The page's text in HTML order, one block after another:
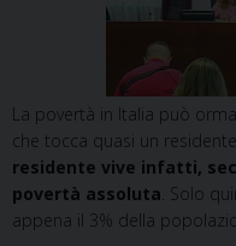
La povertà in Italia può
che tocca quasi un
residente vive infatti,
povertà assoluta . Solo
appena il 3% della